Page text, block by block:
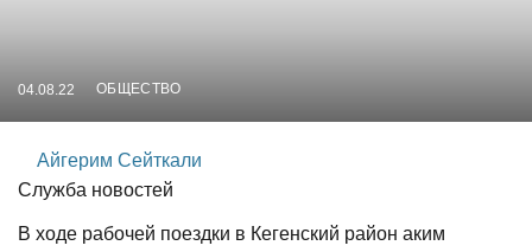
04.08.22 ОБЩЕСТВО
Айгерим Сейткали
Служба новостей
В ходе рабочей поездки в Кегенский район аким